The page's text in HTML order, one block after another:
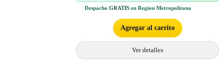
Despacho GRATIS en Region Metropolitana
Agregar al carrito
Ver detalles